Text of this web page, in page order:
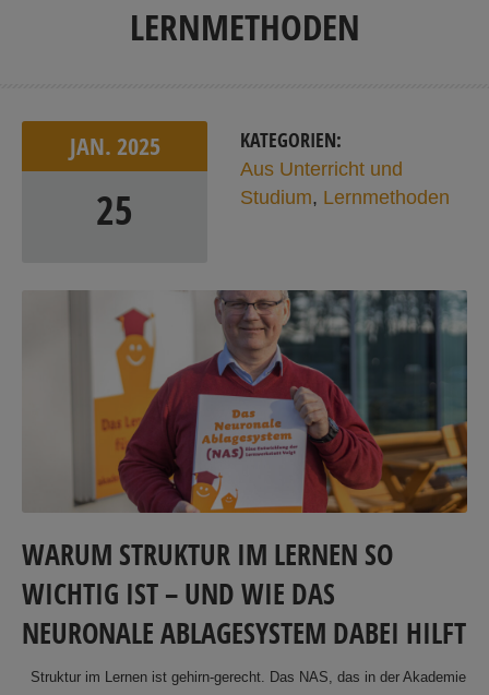
LERNMETHODEN
JAN. 2025
25
KATEGORIEN:
Aus Unterricht und
Studium, Lernmethoden
WARUM STRUKTUR IM LERNEN SO
WICHTIG IST – UND WIE DAS
NEURONALE ABLAGESYSTEM DABEI HILFT
Struktur im Lernen ist gehirn-gerecht. Das NAS, das in der Akademie